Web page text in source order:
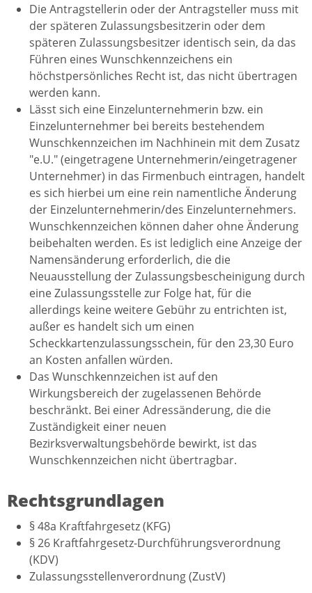
Die Antragstellerin oder der Antragsteller muss mit
der späteren Zulassungsbesitzerin oder dem
späteren Zulassungsbesitzer identisch sein, da das
Führen eines Wunschkennzeichens ein
höchstpersönliches Recht ist, das nicht übertragen
werden kann.
Lässt sich eine Einzelunternehmerin bzw. ein
Einzelunternehmer bei bereits bestehendem
Wunschkennzeichen im Nachhinein mit dem Zusatz
"e.U." (eingetragene Unternehmerin/eingetragener
Unternehmer) in das Firmenbuch eintragen, handelt
es sich hierbei um eine rein namentliche Änderung
der Einzelunternehmerin/des Einzelunternehmers.
Wunschkennzeichen können daher ohne Änderung
beibehalten werden. Es ist lediglich eine Anzeige der
Namensänderung erforderlich, die die
Neuausstellung der Zulassungsbescheinigung durch
eine Zulassungsstelle zur Folge hat, für die
allerdings keine weitere Gebühr zu entrichten ist,
außer es handelt sich um einen
Scheckkartenzulassungsschein, für den 23,30 Euro
an Kosten anfallen würden.
Das Wunschkennzeichen ist auf den
Wirkungsbereich der zugelassenen Behörde
beschränkt. Bei einer Adressänderung, die die
Zuständigkeit einer neuen
Bezirksverwaltungsbehörde bewirkt, ist das
Wunschkennzeichen nicht übertragbar.
Rechtsgrundlagen
§ 48a Kraftfahrgesetz (KFG)
§ 26 Kraftfahrgesetz-Durchführungsverordnung
(KDV)
Zulassungsstellenverordnung (ZustV)